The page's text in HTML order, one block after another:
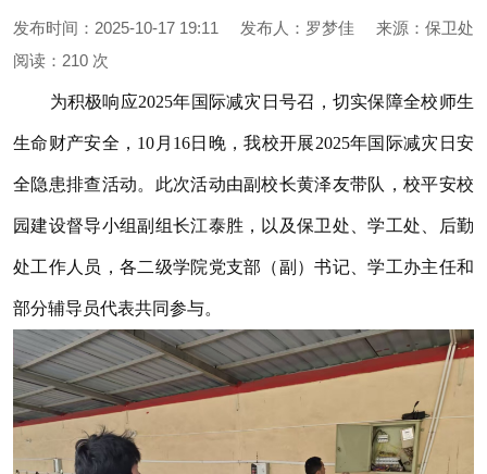
发布时间：2025-10-17 19:11 发布人：罗梦佳
来源：保卫处
阅读： 210 次
为积极响应2025年国际减灾日号召，切实保障全校师生
生命财产安全，10月16日晚，我校开展2025年国际减灾日安
全隐患排查活动。此次活动由副校长黄泽友带队，校平安校
园建设督导小组副组长江泰胜，以及保卫处、学工处、后勤
处工作人员，各二级学院党支部（副）书记、学工办主任和
部分辅导员代表共同参与。